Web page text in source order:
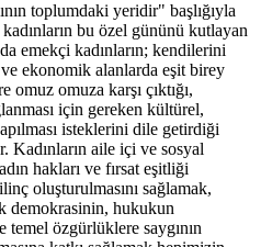
toplumdaki yeridir" başlığıyla
bu özel gününü kutlayan
emekçi kadınların; kendilerini
ekonomik alanlarda eşit birey
omuza karşı çıktığı,
için gereken kültürel,
isteklerini dile getirdiği
Kadınların aile içi ve sosyal
hakları ve fırsat eşitliği
oluşturulmasını sağlamak,
demokrasinin, hukukun
temel özgürlüklere saygının